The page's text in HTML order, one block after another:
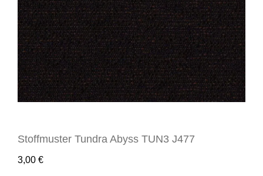
Stoffmuster Tundra Abyss TUN3 J477
3,00 €